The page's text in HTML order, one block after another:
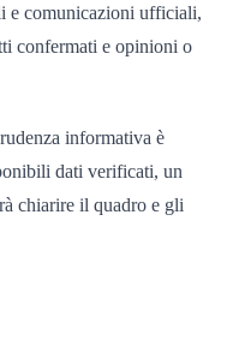
e comunicazioni ufficiali,
confermati e opinioni o
informativa è
dati verificati, un
chiarire il quadro e gli